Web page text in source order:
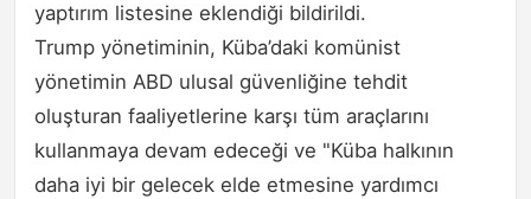
yaptırım listesine eklendiği bildirildi.
Trump yönetiminin, Küba’daki komünist
yönetimin ABD ulusal güvenliğine tehdit
oluşturan faaliyetlerine karşı tüm araçlarını
kullanmaya devam edeceği ve "Küba halkının
daha iyi bir gelecek elde etmesine yardımcı